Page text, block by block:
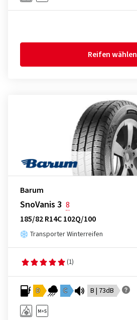
Reifen wählen
Barum
SnoVanis 3 8
185/82 R14C 102Q/100
Transporter Winterreifen
(1)
D C B | 73dB